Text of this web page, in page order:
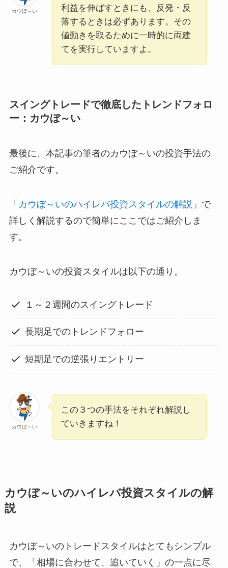
カウぼ～い
利益を伸ばすときにも、反発・反
落するときは必ずあります。その
値動きを取るために一時的に両建
てを実行していますよ。
スイングトレードで徹底したトレンドフォロ
ー：カウぼ～い
最後に、本記事の筆者のカウぼ～いの投資手法の
ご紹介です。
「 カウぼ～いのハイレバ投資スタイルの解説 」で
詳しく解説するので簡単にここではご紹介しま
す。
カウぼ～いの投資スタイルは以下の通り。
１～２週間のスイングトレード
長期足でのトレンドフォロー
短期足での逆張りエントリー
カウぼ～い
この３つの手法をそれぞれ解説し
ていきますね！
カウぼ～いのハイレバ投資スタイルの解
説
カウぼ～いのトレードスタイルはとてもシンプル
で、「相場に合わせて、追いていく」の一点に尽